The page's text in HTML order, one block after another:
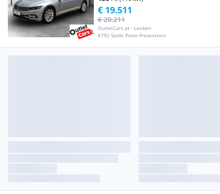
OutletCars.at - Leoben
8792 Sankt Peter-Freienstein
€ 20.211
€ 19.511